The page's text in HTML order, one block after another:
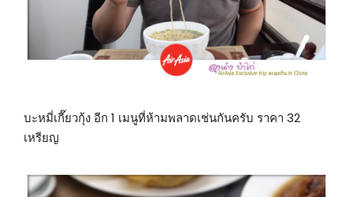
บะหมี่เกี๊ยวกุ้ง อีก 1 เมนูที่ห้ามพลาดเช่นกันครับ ราคา 32
เหรียญ